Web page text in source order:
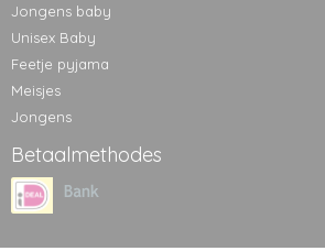
Jongens baby
Unisex Baby
Feetje pyjama
Meisjes
Jongens
Betaalmethodes